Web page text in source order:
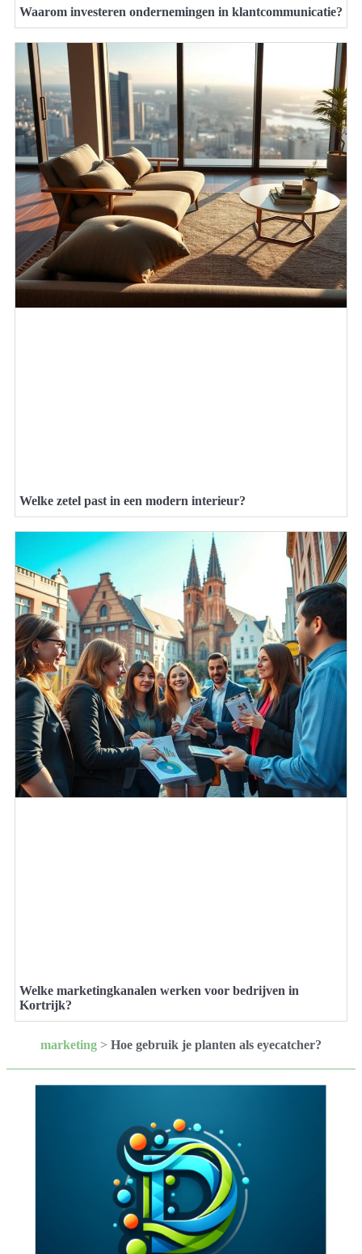
Waarom investeren ondernemingen in klantcommunicatie?
Welke zetel past in een modern interieur?
Welke marketingkanalen werken voor bedrijven in
Kortrijk?
marketing > Hoe gebruik je planten als eyecatcher?